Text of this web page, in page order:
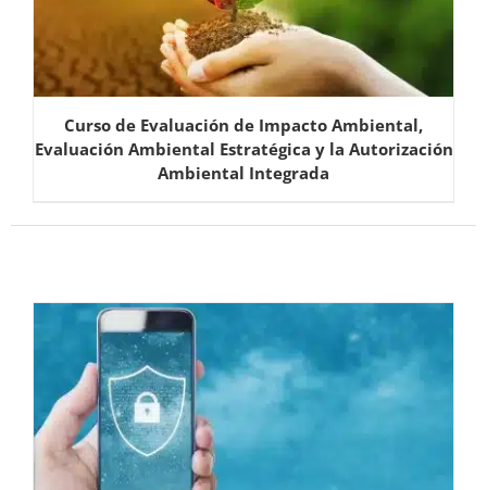
Curso de Evaluación de Impacto Ambiental,
Evaluación Ambiental Estratégica y la Autorización
Ambiental Integrada